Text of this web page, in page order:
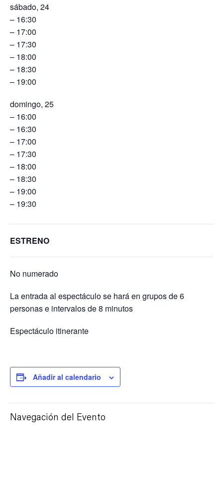
sábado, 24
– 16:30
– 17:00
– 17:30
– 18:00
– 18:30
– 19:00
domingo, 25
– 16:00
– 16:30
– 17:00
– 17:30
– 18:00
– 18:30
– 19:00
– 19:30
ESTRENO
No numerado
La entrada al espectáculo se hará en grupos de 6
personas e intervalos de 8 minutos
Espectáculo itinerante
Añadir al calendario
Navegación del Evento